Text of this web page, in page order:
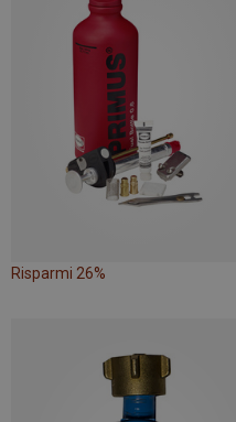
Risparmi 26%